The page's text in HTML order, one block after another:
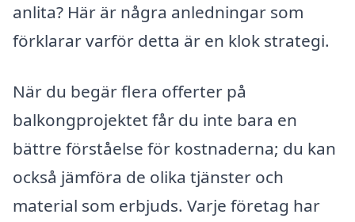
anlita? Här är några anledningar som
förklarar varför detta är en klok strategi.
När du begär flera offerter på
balkongprojektet får du inte bara en
bättre förståelse för kostnaderna; du kan
också jämföra de olika tjänster och
material som erbjuds. Varje företag har